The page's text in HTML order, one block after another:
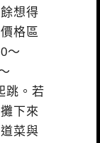
想得
格區
～
跳。若
下來
菜與